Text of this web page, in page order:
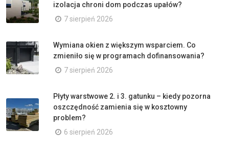
izolacja chroni dom podczas upałów?
7 sierpień 2026
Wymiana okien z większym wsparciem. Co
zmieniło się w programach dofinansowania?
7 sierpień 2026
Płyty warstwowe 2. i 3. gatunku – kiedy pozorna
oszczędność zamienia się w kosztowny
problem?
6 sierpień 2026